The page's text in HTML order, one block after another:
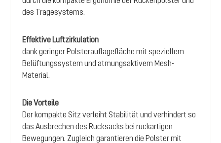
des Tragesystems.
Effektive Luftzirkulation
dank geringer Polsterauflagefläche mit speziellem
Belüftungssystem und atmungsaktivem Mesh-
Material.
Die Vorteile
Der kompakte Sitz verleiht Stabilität und verhindert so
das Ausbrechen des Rucksacks bei ruckartigen
Bewegungen. Zugleich garantieren die Polster mit